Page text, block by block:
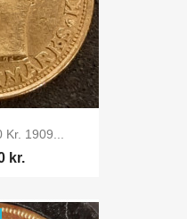
1909...
kr.